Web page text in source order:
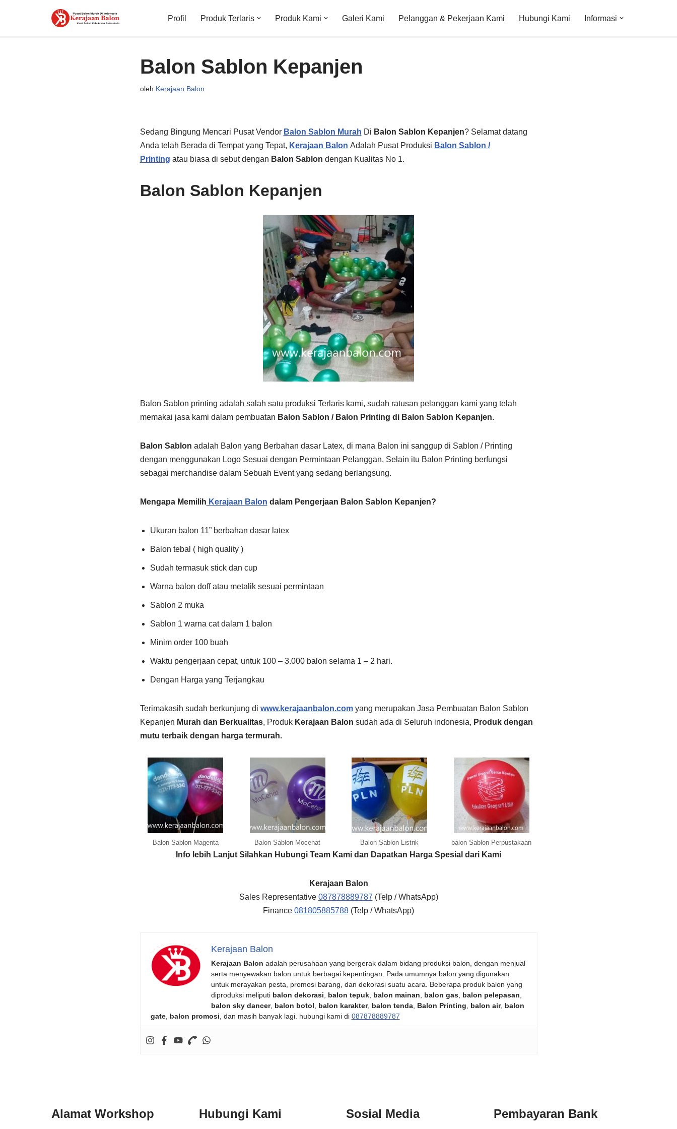
Profil Produk Terlaris Produk Kami Galeri Kami Pelanggan & Pekerjaan Kami Hubungi Kami Informasi
Balon Sablon Kepanjen
oleh Kerajaan Balon
Sedang Bingung Mencari Pusat Vendor Balon Sablon Murah Di Balon Sablon Kepanjen? Selamat datang
Anda telah Berada di Tempat yang Tepat, Kerajaan Balon Adalah Pusat Produksi Balon Sablon /
Printing atau biasa di sebut dengan Balon Sablon dengan Kualitas No 1.
Balon Sablon Kepanjen
Balon Sablon printing adalah salah satu produksi Terlaris kami, sudah ratusan pelanggan kami yang telah
memakai jasa kami dalam pembuatan Balon Sablon / Balon Printing di Balon Sablon Kepanjen.
Balon Sablon adalah Balon yang Berbahan dasar Latex, di mana Balon ini sanggup di Sablon / Printing
dengan menggunakan Logo Sesuai dengan Permintaan Pelanggan, Selain itu Balon Printing berfungsi
sebagai merchandise dalam Sebuah Event yang sedang berlangsung.
Mengapa Memilih Kerajaan Balon dalam Pengerjaan Balon Sablon Kepanjen?
Ukuran balon 11” berbahan dasar latex
Balon tebal ( high quality )
Sudah termasuk stick dan cup
Warna balon doff atau metalik sesuai permintaan
Sablon 2 muka
Sablon 1 warna cat dalam 1 balon
Minim order 100 buah
Waktu pengerjaan cepat, untuk 100 – 3.000 balon selama 1 – 2 hari.
Dengan Harga yang Terjangkau
Terimakasih sudah berkunjung di www.kerajaanbalon.com yang merupakan Jasa Pembuatan Balon Sablon
Kepanjen Murah dan Berkualitas, Produk Kerajaan Balon sudah ada di Seluruh indonesia, Produk dengan
mutu terbaik dengan harga termurah.
Balon Sablon Magenta Balon Sablon Mocehat Balon Sablon Listrik balon Sablon Perpustakaan
Info lebih Lanjut Silahkan Hubungi Team Kami dan Dapatkan Harga Spesial dari Kami
Kerajaan Balon
Sales Representative 087878889787 (Telp / WhatsApp)
Finance 081805885788 (Telp / WhatsApp)
Kerajaan Balon
Kerajaan Balon adalah perusahaan yang bergerak dalam bidang produksi balon, dengan menjual
serta menyewakan balon untuk berbagai kepentingan. Pada umumnya balon yang digunakan
untuk merayakan pesta, promosi barang, dan dekorasi suatu acara. Beberapa produk balon yang
diproduksi meliputi balon dekorasi balon tepuk, balon mainan balon gas, balon pelepasan
balon sky dancer, balon botol balon karakter, balon tenda, Balon Printing balon air, balon
gate, balon promosi , dan masih banyak lagi. hubungi kami di 087878889787
Alamat Workshop Hubungi Kami Sosial Media Pembayaran Bank